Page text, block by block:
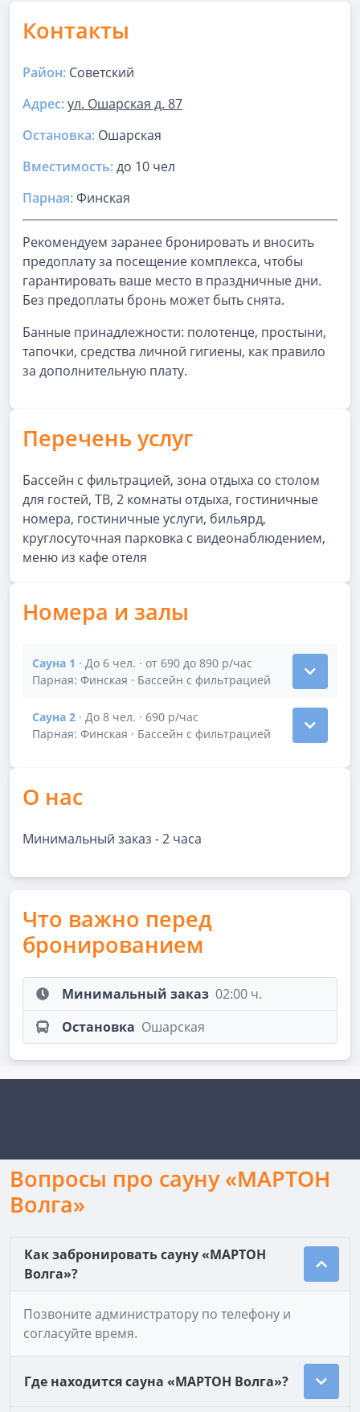
Контакты
Район: Советский
Адрес:ул. Ошарская д. 87
Остановка: Ошарская
Вместимость:до 10 чел
Парная:Финская
Рекомендуем заранее бронировать и вносить
предоплату за посещение комплекса, чтобы
гарантировать ваше место в праздничные дни.
Без предоплаты бронь может быть снята.
Банные принадлежности: полотенце, простыни,
тапочки, средства личной гигиены, как правило
за дополнительную плату.
Перечень услуг
Бассейн с фильтрацией, зона отдыха со столом
для гостей, ТВ, 2 комнаты отдыха, гостиничные
номера, гостиничные услуги, бильярд,
круглосуточная парковка с видеонаблюдением,
меню из кафе отеля
Номера и залы
Сауна 1 · До 6 чел. · от 690 до 890 р/час
Парная: Финская · Бассейн с фильтрацией
Показать подробности зала Сауна 1
Сауна 2 · До 8 чел. · 690 р/час
Парная: Финская · Бассейн с фильтрацией
Показать подробности зала Сауна 2
О нас
Минимальный заказ - 2 часа
Что важно перед
бронированием
Минимальный заказ 02:00 ч.
Остановка Ошарская
Вопросы про сауну «МАРТОН
Волга»
Как забронировать сауну «МАРТОН
Волга»?
Позвоните администратору по телефону и
согласуйте время.
Где находится сауна «МАРТОН Волга»?